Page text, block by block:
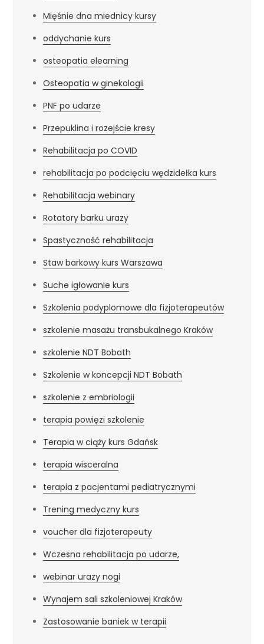
Mięśnie dna miednicy kursy
oddychanie kurs
osteopatia elearning
Osteopatia w ginekologii
PNF po udarze
Przepuklina i rozejście kresy
Rehabilitacja po COVID
rehabilitacja po podcięciu wędzidełka kurs
Rehabilitacja webinary
Rotatory barku urazy
Spastyczność rehabilitacja
Staw barkowy kurs Warszawa
Suche igłowanie kurs
Szkolenia podyplomowe dla fizjoterapeutów
szkolenie masażu transbukalnego Kraków
szkolenie NDT Bobath
Szkolenie w koncepcji NDT Bobath
szkolenie z embriologii
terapia powięzi szkolenie
Terapia w ciąży kurs Gdańsk
terapia wisceralna
terapia z pacjentami pediatrycznymi
Trening medyczny kurs
voucher dla fizjoterapeuty
Wczesna rehabilitacja po udarze,
webinar urazy nogi
Wynajem sali szkoleniowej Kraków
Zastosowanie baniek w terapii